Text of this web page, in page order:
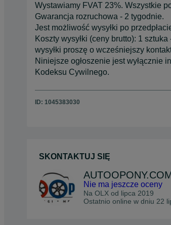
Wystawiamy FVAT 23%. Wszystkie
Gwarancja rozruchowa - 2 tygodnie.
Jest możliwość wysyłki po
Koszty wysyłki (ceny brutto): 1
wysyłki proszę o wcześniejszy
Niniejsze ogłoszenie jest wyłącznie
Kodeksu Cywilnego.
ID: 1045383030
SKONTAKTUJ SIĘ
Nie ma jeszcze oceny
Na OLX od lipca 2019
Ostatnio online w dniu 22